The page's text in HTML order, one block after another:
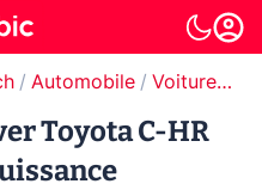
Automobile Voitures hybrides
Toyota C-HR